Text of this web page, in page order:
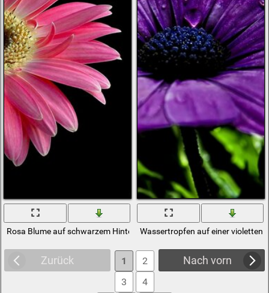
Rosa Blume auf schwarzem HintergrundWassertropfen auf einer violetten
Zurück Nach vorn
1
2
3
4